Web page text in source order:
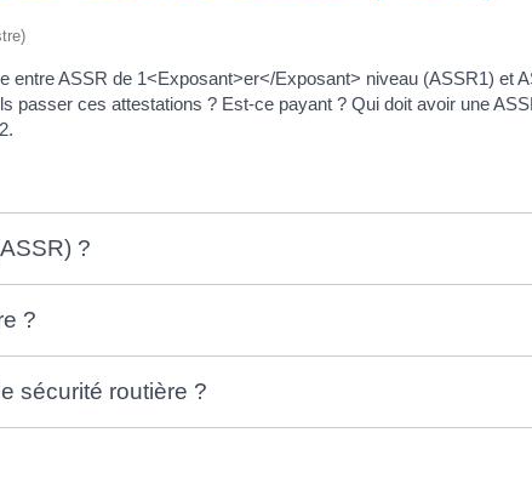
ASSR de 1<Exposant>er</Exposant> niveau (ASSR1) et
ces attestations ? Est-ce payant ? Qui doit avoir une
?
?
sécurité routière ?